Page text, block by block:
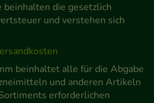
beinhalten die gesetzlich
und verstehen sich
beinhaltet alle für die Abgabe
und anderen Artikeln
erforderlichen